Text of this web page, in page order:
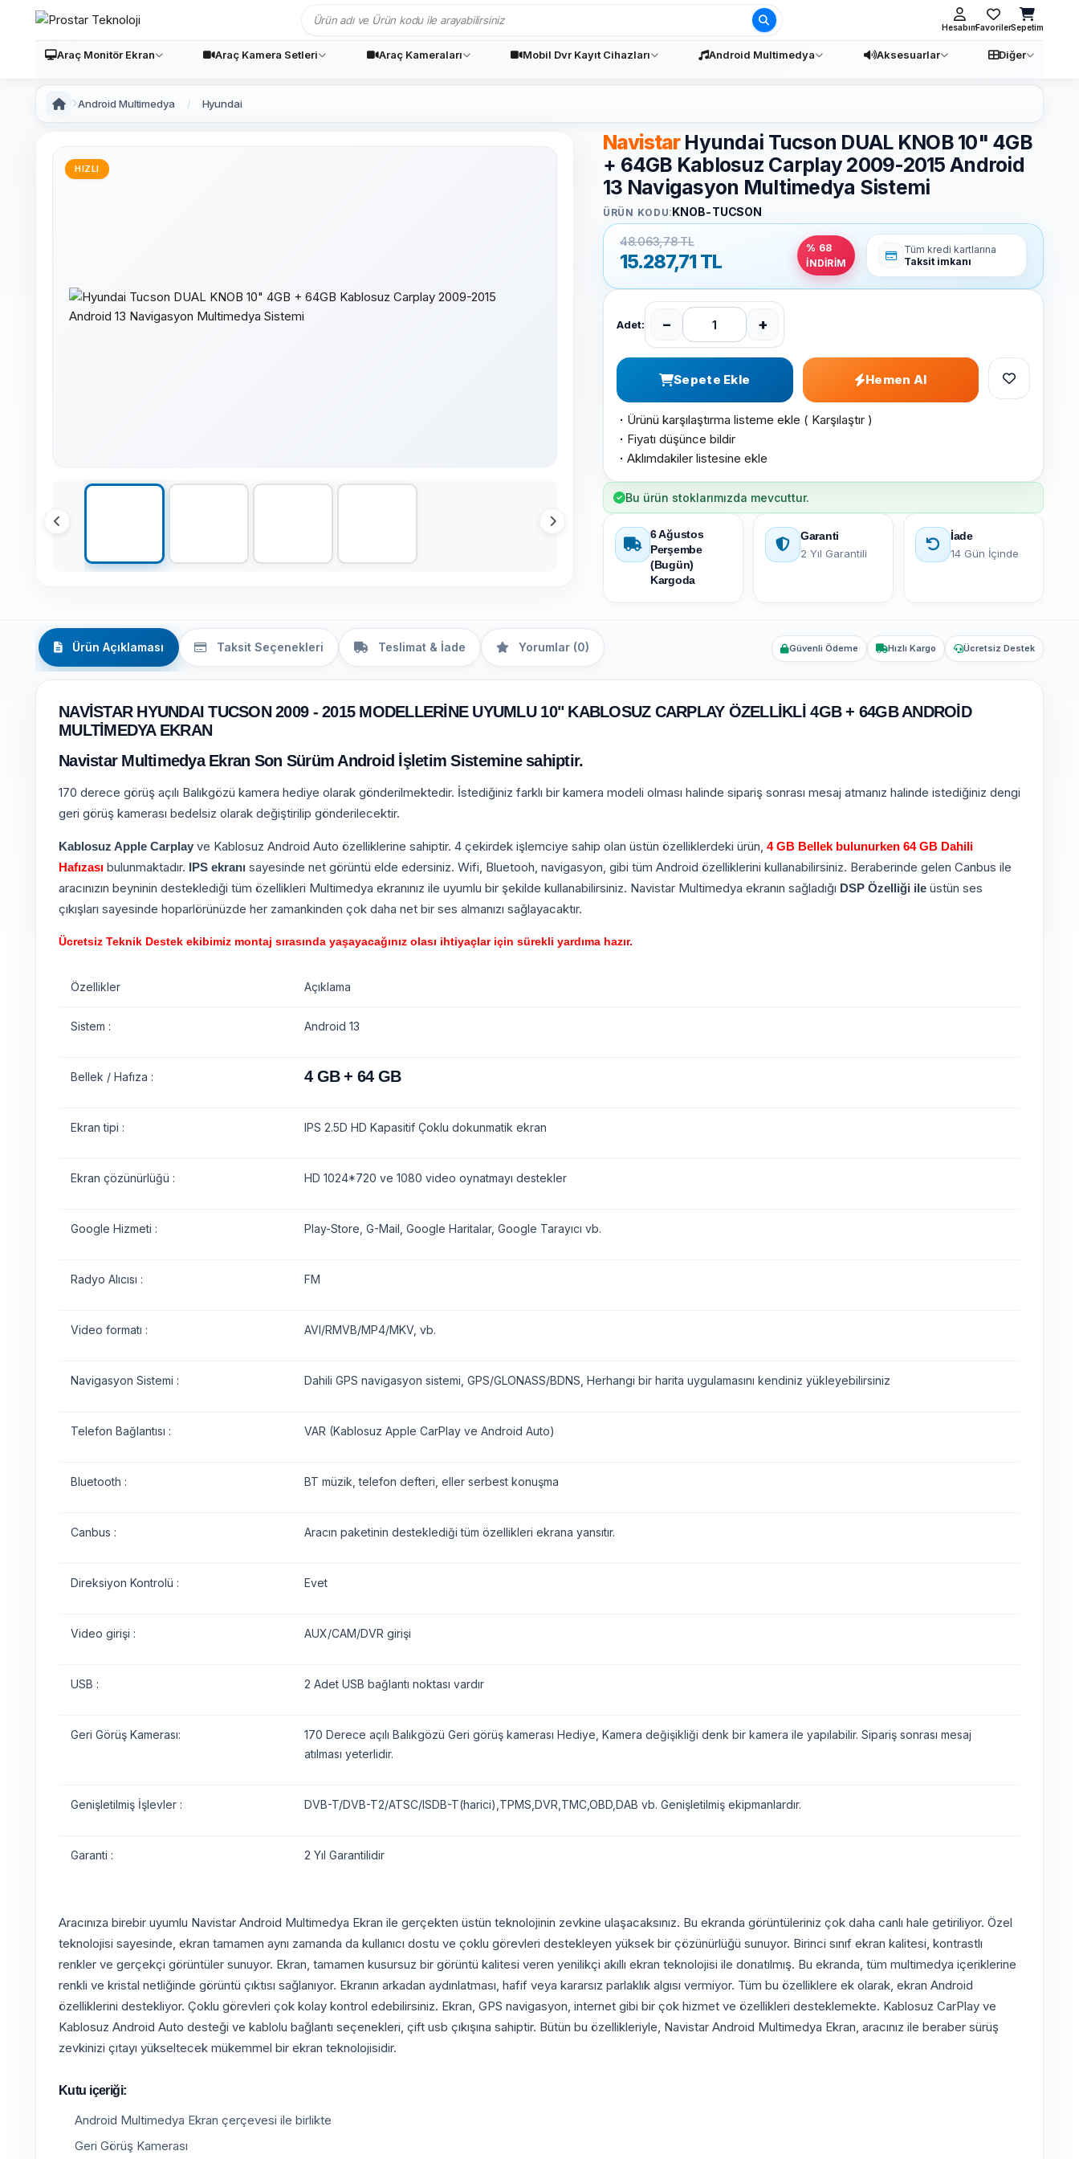
Ara HesabımFavorilerSepetim
Araç Monitör Ekran Araç Kamera Setleri Araç Kameraları Mobil Dvr Kayıt Cihazları Android Multimedya Aksesuarlar Diğer
Android Multimedya Hyundai
HIZLI
NavistarHyundai Tucson DUAL KNOB 10" 4GB
+ 64GB Kablosuz Carplay 2009-2015 Android
13 Navigasyon Multimedya Sistemi
ÜRÜN KODU:KNOB-TUCSON
48.063,78 TL
15.287,71 TL
% 68
İNDİRİM
Tüm kredi kartlarına
Taksit imkanı
Adet: − +
Sepete Ekle Hemen Al
· Ürünü karşılaştırma listeme ekle ( Karşılaştır )
· Fiyatı düşünce bildir
· Aklımdakiler listesine ekle
Bu ürün stoklarımızda mevcuttur.
6 Ağustos
Perşembe
(Bugün)
Kargoda
Garanti
2 Yıl Garantili
İade
14 Gün İçinde
Ürün Açıklaması Taksit Seçenekleri Teslimat & İade Yorumlar (0) Güvenli Ödeme Hızlı Kargo Ücretsiz Destek
NAVİSTAR HYUNDAI TUCSON 2009 - 2015 MODELLERİNE UYUMLU 10" KABLOSUZ CARPLAY ÖZELLİKLİ 4GB + 64GB ANDROİD
MULTİMEDYA EKRAN
Navistar Multimedya Ekran Son Sürüm Android İşletim Sistemine sahiptir.
170 derece görüş açılı Balıkgözü kamera hediye olarak gönderilmektedir. İstediğiniz farklı bir kamera modeli olması halinde sipariş sonrası mesaj atmanız halinde istediğiniz dengi
geri görüş kamerası bedelsiz olarak değiştirilip gönderilecektir.
Kablosuz Apple Carplay ve Kablosuz Android Auto özelliklerine sahiptir. 4 çekirdek işlemciye sahip olan üstün özelliklerdeki ürün, 4 GB Bellek bulunurken 64 GB Dahili
Hafızası bulunmaktadır. IPS ekranı sayesinde net görüntü elde edersiniz. Wifi, Bluetooh, navigasyon, gibi tüm Android özelliklerini kullanabilirsiniz. Beraberinde gelen Canbus ile
aracınızın beyninin desteklediği tüm özellikleri Multimedya ekranınız ile uyumlu bir şekilde kullanabilirsiniz. Navistar Multimedya ekranın sağladığı DSP Özelliği ile üstün ses
çıkışları sayesinde hoparlörünüzde her zamankinden çok daha net bir ses almanızı sağlayacaktır.
Ücretsiz Teknik Destek ekibimiz montaj sırasında yaşayacağınız olası ihtiyaçlar için sürekli yardıma hazır.
Özellikler Açıklama
Sistem : Android 13
Bellek / Hafıza : 4 GB + 64 GB
Ekran tipi : IPS 2.5D HD Kapasitif Çoklu dokunmatik ekran
Ekran çözünürlüğü : HD 1024*720 ve 1080 video oynatmayı destekler
Google Hizmeti : Play-Store, G-Mail, Google Haritalar, Google Tarayıcı vb.
Radyo Alıcısı : FM
Video formatı : AVI/RMVB/MP4/MKV, vb.
Navigasyon Sistemi : Dahili GPS navigasyon sistemi, GPS/GLONASS/BDNS, Herhangi bir harita uygulamasını kendiniz yükleyebilirsiniz
Telefon Bağlantısı : VAR (Kablosuz Apple CarPlay ve Android Auto)
Bluetooth : BT müzik, telefon defteri, eller serbest konuşma
Canbus : Aracın paketinin desteklediği tüm özellikleri ekrana yansıtır.
Direksiyon Kontrolü : Evet
Video girişi : AUX/CAM/DVR girişi
USB : 2 Adet USB bağlantı noktası vardır
Geri Görüş Kamerası:
170 Derece açılı Balıkgözü Geri görüş kamerası Hediye, Kamera değişikliği denk bir kamera ile yapılabilir. Sipariş sonrası mesaj
atılması yeterlidir.
Genişletilmiş İşlevler : DVB-T/DVB-T2/ATSC/ISDB-T(harici),TPMS,DVR,TMC,OBD,DAB vb. Genişletilmiş ekipmanlardır.
Garanti : 2 Yıl Garantilidir
Aracınıza birebir uyumlu Navistar Android Multimedya Ekran ile gerçekten üstün teknolojinin zevkine ulaşacaksınız. Bu ekranda görüntüleriniz çok daha canlı hale getiriliyor. Özel
teknolojisi sayesinde, ekran tamamen aynı zamanda da kullanıcı dostu ve çoklu görevleri destekleyen yüksek bir çözünürlüğü sunuyor. Birinci sınıf ekran kalitesi, kontrastlı
renkler ve gerçekçi görüntüler sunuyor. Ekran, tamamen kusursuz bir görüntü kalitesi veren yenilikçi akıllı ekran teknolojisi ile donatılmış. Bu ekranda, tüm multimedya içeriklerine
renkli ve kristal netliğinde görüntü çıktısı sağlanıyor. Ekranın arkadan aydınlatması, hafif veya kararsız parlaklık algısı vermiyor. Tüm bu özelliklere ek olarak, ekran Android
özelliklerini destekliyor. Çoklu görevleri çok kolay kontrol edebilirsiniz. Ekran, GPS navigasyon, internet gibi bir çok hizmet ve özellikleri desteklemekte. Kablosuz CarPlay ve
Kablosuz Android Auto desteği ve kablolu bağlantı seçenekleri, çift usb çıkışına sahiptir. Bütün bu özellikleriyle, Navistar Android Multimedya Ekran, aracınız ile beraber sürüş
zevkinizi çıtayı yükseltecek mükemmel bir ekran teknolojisidir.
Kutu içeriği:
Android Multimedya Ekran çerçevesi ile birlikte
Geri Görüş Kamerası